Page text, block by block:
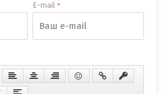
E-mail*